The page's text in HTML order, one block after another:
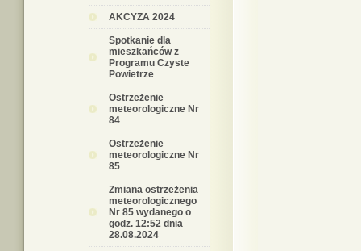
AKCYZA 2024
Spotkanie dla
mieszkańców z
Programu Czyste
Powietrze
Ostrzeżenie
meteorologiczne Nr
84
Ostrzeżenie
meteorologiczne Nr
85
Zmiana ostrzeżenia
meteorologicznego
Nr 85 wydanego o
godz. 12:52 dnia
28.08.2024